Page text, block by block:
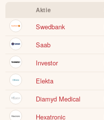
Aktie
Swedbank
Saab
Investor
Elekta
Diamyd Medical
Hexatronic